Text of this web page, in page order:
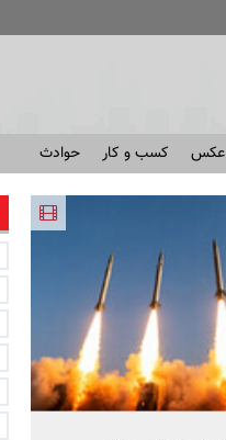
عکس کسب و کار حوادث